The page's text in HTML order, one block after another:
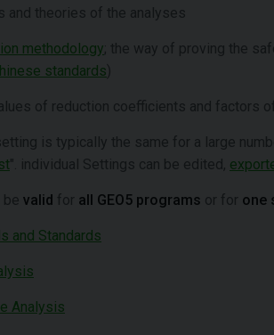
and theories of the analyses
methodology; the way of proving the
standards)
of reduction coefficients and factors
is typically the same for a large
". individual Settings can be edited,
be valid for all GEO5 programs or for one
and Standards
Analysis